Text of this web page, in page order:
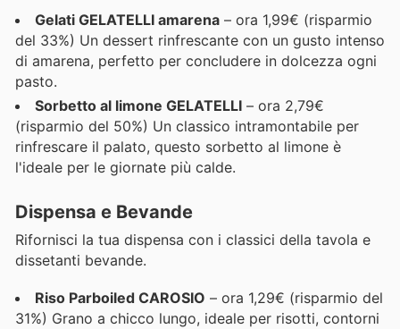
Gelati GELATELLI amarena – ora 1,99€ (risparmio
del 33%) Un dessert rinfrescante con un gusto intenso
di amarena, perfetto per concludere in dolcezza ogni
pasto.
Sorbetto al limone GELATELLI – ora 2,79€
(risparmio del 50%) Un classico intramontabile per
rinfrescare il palato, questo sorbetto al limone è
l'ideale per le giornate più calde.
Dispensa e Bevande
Rifornisci la tua dispensa con i classici della tavola e
dissetanti bevande.
Riso Parboiled CAROSIO – ora 1,29€ (risparmio del
31%) Grano a chicco lungo, ideale per risotti, contorni